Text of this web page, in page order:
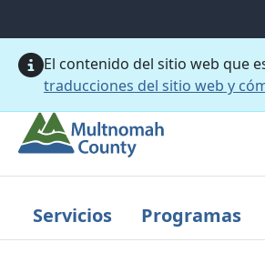
El contenido del sitio web que
traducciones del sitio web y
Servicios Programas